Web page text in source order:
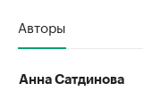
Авторы
Анна Сатдинова